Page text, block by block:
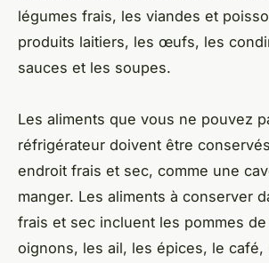
légumes frais, les viandes et
produits laitiers, les œufs, les
sauces et les soupes.
Les aliments que vous ne pouvez
réfrigérateur doivent être
endroit frais et sec, comme une
manger. Les aliments à conserver
frais et sec incluent les pommes
oignons, les ail, les épices, le café,